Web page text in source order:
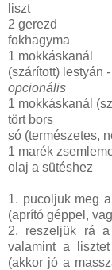
liszt
2 gerezd
fokhagyma
1 mokkáskanál
(szárított) lestyán -
opcionális
1 mokkáskanál
tört bors
só (természetes,
1 marék
olaj a sütéshez
1. pucoljuk meg
(aprító géppel,
2. reszeljük rá a
valamint a
(akkor jó a